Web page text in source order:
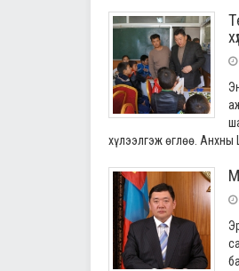
хүлээлгэж өглөө. Анхны